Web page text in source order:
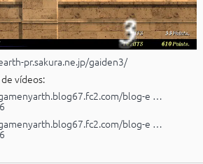
pr.sakura.ne.jp/gaiden3/
vídeos:
blog-e …
blog-e …